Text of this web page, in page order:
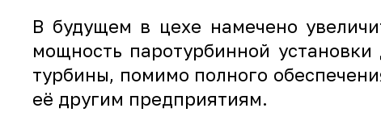
В будущем в цехе намечено
мощность паротурбинной
турбины, помимо полного
её другим предприятиям.